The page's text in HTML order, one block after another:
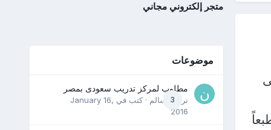
متجر إلكتروني مجاني
موضوعات
3
مطلوب لمركز تدريب سعودى بمصر
نرمين سالم · كتب في January 16,
2016